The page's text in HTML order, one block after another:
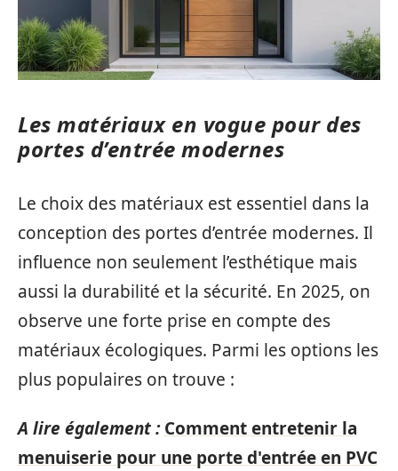
Les matériaux en vogue pour des
portes d’entrée modernes
Le choix des matériaux est essentiel dans la
conception des portes d’entrée modernes. Il
influence non seulement l’esthétique mais
aussi la durabilité et la sécurité. En 2025, on
observe une forte prise en compte des
matériaux écologiques. Parmi les options les
plus populaires on trouve :
A lire également : Comment entretenir la
menuiserie pour une porte d'entrée en PVC